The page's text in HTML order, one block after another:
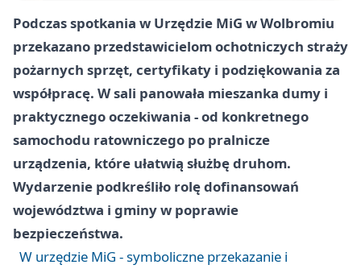
Podczas spotkania w Urzędzie MiG w Wolbromiu
przekazano przedstawicielom ochotniczych straży
pożarnych sprzęt, certyfikaty i podziękowania za
współpracę. W sali panowała mieszanka dumy i
praktycznego oczekiwania - od konkretnego
samochodu ratowniczego po pralnicze
urządzenia, które ułatwią służbę druhom.
Wydarzenie podkreśliło rolę dofinansowań
województwa i gminy w poprawie
bezpieczeństwa.
W urzędzie MiG - symboliczne przekazanie i